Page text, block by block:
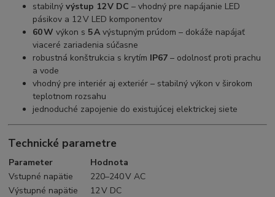
stabilnývýstup 12 V DC – vhodný pre napájanie LED
pásikov a 12 V LED komponentov
60 W výkon s 5 A výstupným prúdom – dokáže napájať
viaceré zariadenia súčasne
robustná konštrukcia s krytím IP67 – odolnosť proti prachu
a vode
vhodný pre interiér aj exteriér – stabilný výkon v širokom
teplotnom rozsahu
jednoduché zapojenie do existujúcej elektrickej siete
Technické parametre
Parameter
Hodnota
Vstupné napätie
220–240 V AC
Výstupné napätie
12 V DC